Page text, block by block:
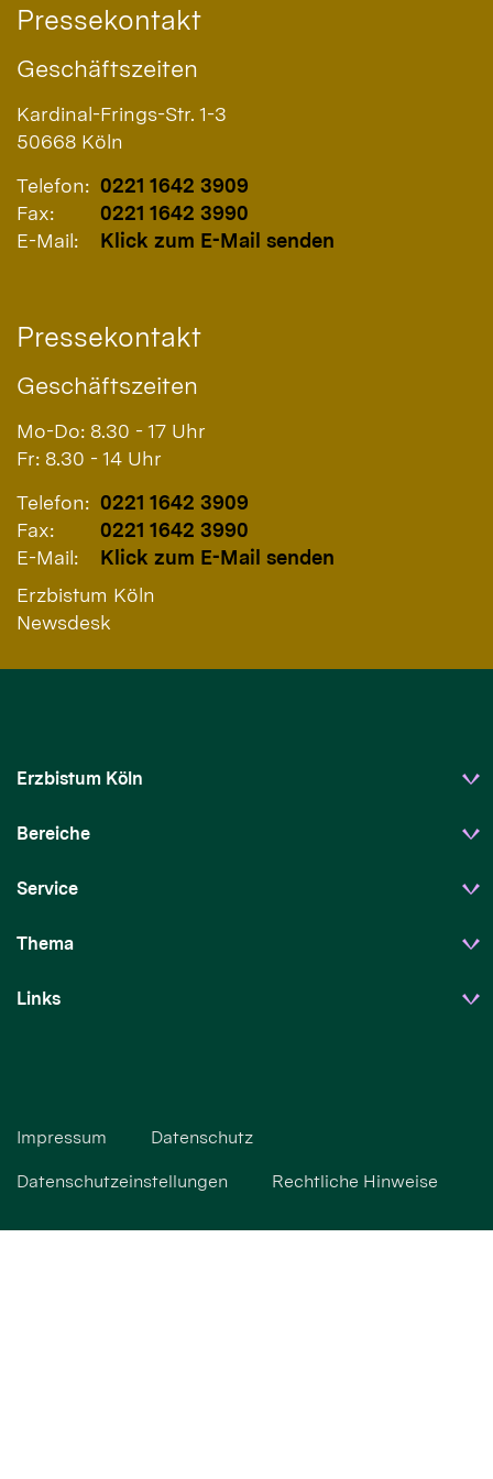
Pressekontakt
Geschäftszeiten
Kardinal-Frings-Str. 1-3
50668 Köln
Telefon: 0221 1642 3909
Fax:
0221 1642 3990
E-Mail:
Klick zum E-Mail senden
Pressekontakt
Geschäftszeiten
Mo-Do: 8.30 - 17 Uhr
Fr: 8.30 - 14 Uhr
Telefon: 0221 1642 3909
Fax:
0221 1642 3990
E-Mail:
Klick zum E-Mail senden
Erzbistum Köln
Newsdesk
Erzbistum Köln
Bereiche
Service
Thema
Links
Impressum Datenschutz
Datenschutzeinstellungen Rechtliche Hinweise